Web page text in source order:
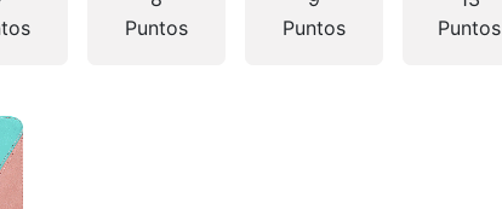
Puntos
Puntos
Puntos